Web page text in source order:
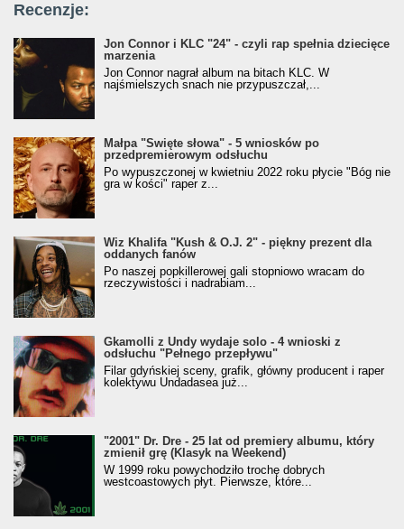
Recenzje:
Jon Connor i KLC "24" - czyli rap spełnia dziecięce
marzenia
Jon Connor nagrał album na bitach KLC. W
najśmielszych snach nie przypuszczał,...
Małpa "Święte słowa" - 5 wniosków po
przedpremierowym odsłuchu
Po wypuszczonej w kwietniu 2022 roku płycie "Bóg nie
gra w kości" raper z...
Wiz Khalifa "Kush & O.J. 2" - piękny prezent dla
oddanych fanów
Po naszej popkillerowej gali stopniowo wracam do
rzeczywistości i nadrabiam...
Gkamolli z Undy wydaje solo - 4 wnioski z
odsłuchu "Pełnego przepływu"
Filar gdyńskiej sceny, grafik, główny producent i raper
kolektywu Undadasea już...
"2001" Dr. Dre - 25 lat od premiery albumu, który
zmienił grę (Klasyk na Weekend)
W 1999 roku powychodziło trochę dobrych
westcoastowych płyt. Pierwsze, które...